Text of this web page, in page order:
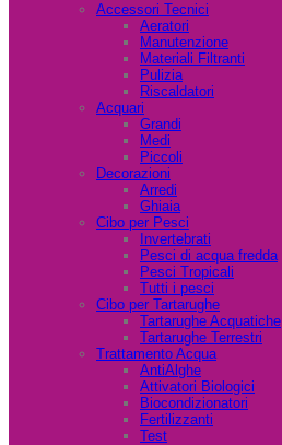
Accessori Tecnici
Aeratori
Manutenzione
Materiali Filtranti
Pulizia
Riscaldatori
Acquari
Grandi
Medi
Piccoli
Decorazioni
Arredi
Ghiaia
Cibo per Pesci
Invertebrati
Pesci di acqua fredda
Pesci Tropicali
Tutti i pesci
Cibo per Tartarughe
Tartarughe Acquatiche
Tartarughe Terrestri
Trattamento Acqua
AntiAlghe
Attivatori Biologici
Biocondizionatori
Fertilizzanti
Test